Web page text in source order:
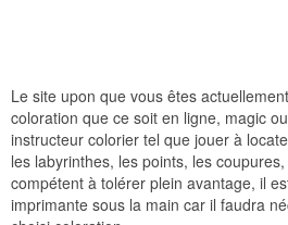
Le site upon que vous êtes
coloration que ce soit en ligne, magic
instructeur colorier tel que jouer à
les labyrinthes, les points, les
compétent à tolérer plein avantage, il
imprimante sous la main car il faudra